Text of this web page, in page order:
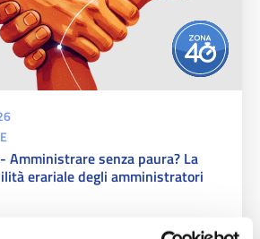
Amministrare senza paura? La
erariale degli amministratori